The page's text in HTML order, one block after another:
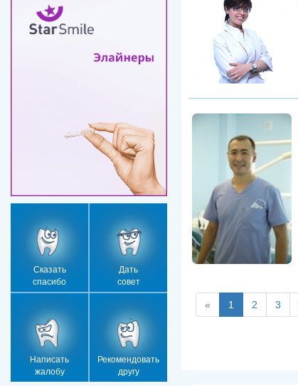
« 1 2 3
Сказать
спасибо
Дать
совет
Написать
жалобу
Рекомендовать
другу